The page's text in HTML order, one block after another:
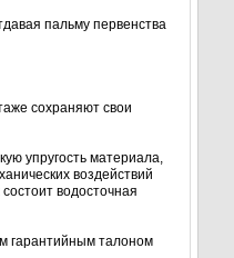
пальму первенства
сохраняют свои
упругость материала,
воздействий
водосточная
гарантийным талоном